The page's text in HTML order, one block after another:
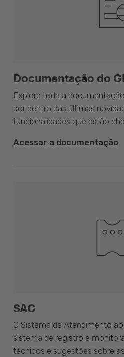
Documentação do
Explore toda a
por dentro das últimas
funcionalidades que estão
Acessar a documentação
SAC
O Sistema de Atendimento
sistema de registro e
técnicos e sugestões sobre